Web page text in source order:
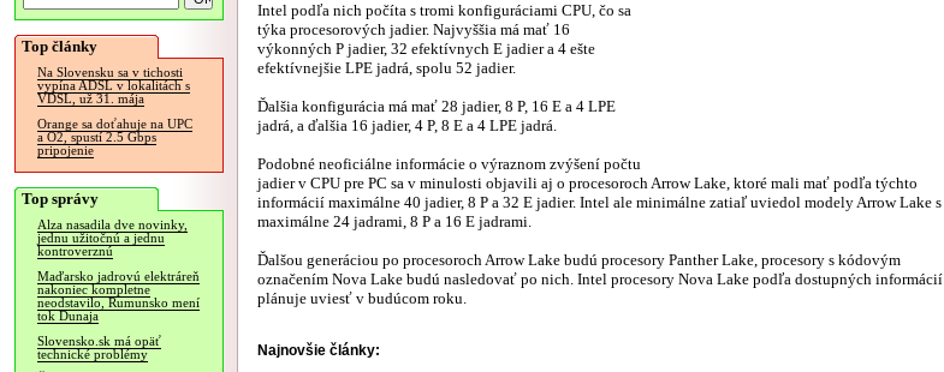
Top články
Na Slovensku sa v tichosti
vypína ADSL v lokalitách s
VDSL, už 31. mája
Orange sa doťahuje na UPC
a O2, spustí 2.5 Gbps
pripojenie
Top správy
Alza nasadila dve novinky,
jednu užitočnú a jednu
kontroverznú
Maďarsko jadrovú elektráreň
nakoniec kompletne
neodstavilo, Rumunsko mení
tok Dunaja
Slovensko.sk má opäť
technické problémy
Intel podľa nich počíta s tromi konfiguráciami CPU, čo sa
týka procesorových jadier. Najvyššia má mať 16
výkonných P jadier, 32 efektívnych E jadier a 4 ešte
efektívnejšie LPE jadrá, spolu 52 jadier.
Ďalšia konfigurácia má mať 28 jadier, 8 P, 16 E a 4 LPE
jadrá, a ďalšia 16 jadier, 4 P, 8 E a 4 LPE jadrá.
Podobné neoficiálne informácie o výraznom zvýšení počtu
jadier v CPU pre PC sa v minulosti objavili aj o procesoroch Arrow Lake, ktoré mali mať podľa týchto
informácií maximálne 40 jadier, 8 P a 32 E jadier. Intel ale minimálne zatiaľ uviedol modely Arrow Lake s
maximálne 24 jadrami, 8 P a 16 E jadrami.
Ďalšou generáciou po procesoroch Arrow Lake budú procesory Panther Lake, procesory s kódovým
označením Nova Lake budú nasledovať po nich. Intel procesory Nova Lake podľa dostupných informácií
plánuje uviesť v budúcom roku.
Najnovšie články: